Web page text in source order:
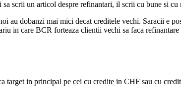
scrii un articol despre refinantari, il scrii cu bune si
au dobanzi mai mici decat creditele vechi. Saracii e
in care BCR forteaza clientii vechi sa faca
target in principal pe cei cu credite in CHF sau cu